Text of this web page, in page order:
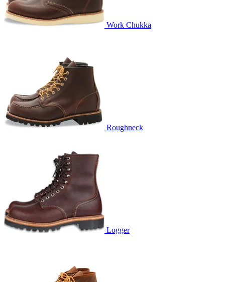
Work Chukka
Roughneck
Logger